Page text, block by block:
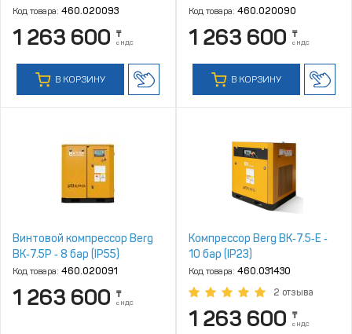
Код товара: 460.020093
1 263 600 ₸
с НДС
В КОРЗИНУ
Код товара: 460.020090
1 263 600 ₸
с НДС
В КОРЗИНУ
Винтовой компрессор Berg
ВК‑7.5Р ‑ 8 бар (IP55)
Код товара: 460.020091
1 263 600 ₸
с НДС
Компрессор Berg ВК‑7.5‑E ‑
10 бар (IP23)
Код товара: 460.031430
2 отзыва
1 263 600 ₸
с НДС